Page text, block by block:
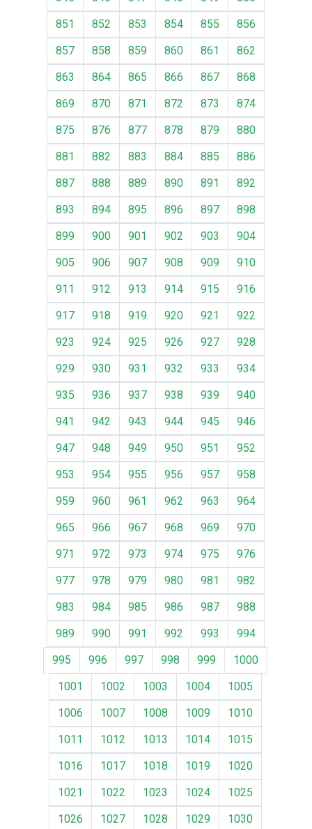
851
852 853 854 855
856
857
858 859 860 861
862
863
864 865 866 867
868
869
870 871 872 873
874
875
876 877 878 879
880
881
882 883 884 885
886
887
888 889 890 891
892
893
894 895 896 897
898
899
900 901 902 903
904
905
906 907 908 909
910
911
912 913 914 915
916
917
918 919 920 921
922
923
924 925 926 927
928
929
930 931 932 933
934
935
936 937 938 939
940
941
942 943 944 945
946
947
948 949 950 951
952
953
954 955 956 957
958
959
960 961 962 963
964
965
966 967 968 969
970
971
972 973 974 975
976
977
978 979 980 981
982
983
984 985 986 987
988
989
990 991 992 993
994
995
996 997 998 999
1000
1001
1002 1003 1004
1005
1006
1007 1008 1009
1010
1011
1012 1013 1014
1015
1016
1017 1018 1019
1020
1021
1022 1023 1024
1025
1026
1027 1028 1029
1030